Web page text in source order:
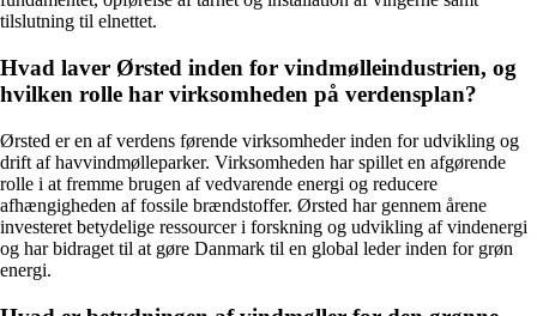
tilslutning til elnettet.
Hvad laver Ørsted inden for vindmølleindustrien, og
hvilken rolle har virksomheden på verdensplan?
Ørsted er en af verdens førende virksomheder inden for udvikling og
drift af havvindmølleparker. Virksomheden har spillet en afgørende
rolle i at fremme brugen af vedvarende energi og reducere
afhængigheden af fossile brændstoffer. Ørsted har gennem årene
investeret betydelige ressourcer i forskning og udvikling af vindenergi
og har bidraget til at gøre Danmark til en global leder inden for grøn
energi.